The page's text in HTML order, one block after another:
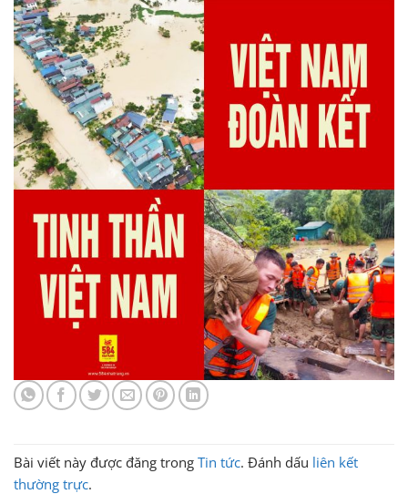
Bài viết này được đăng trong Tin tức. Đánh dấu liên kết
thường trực.